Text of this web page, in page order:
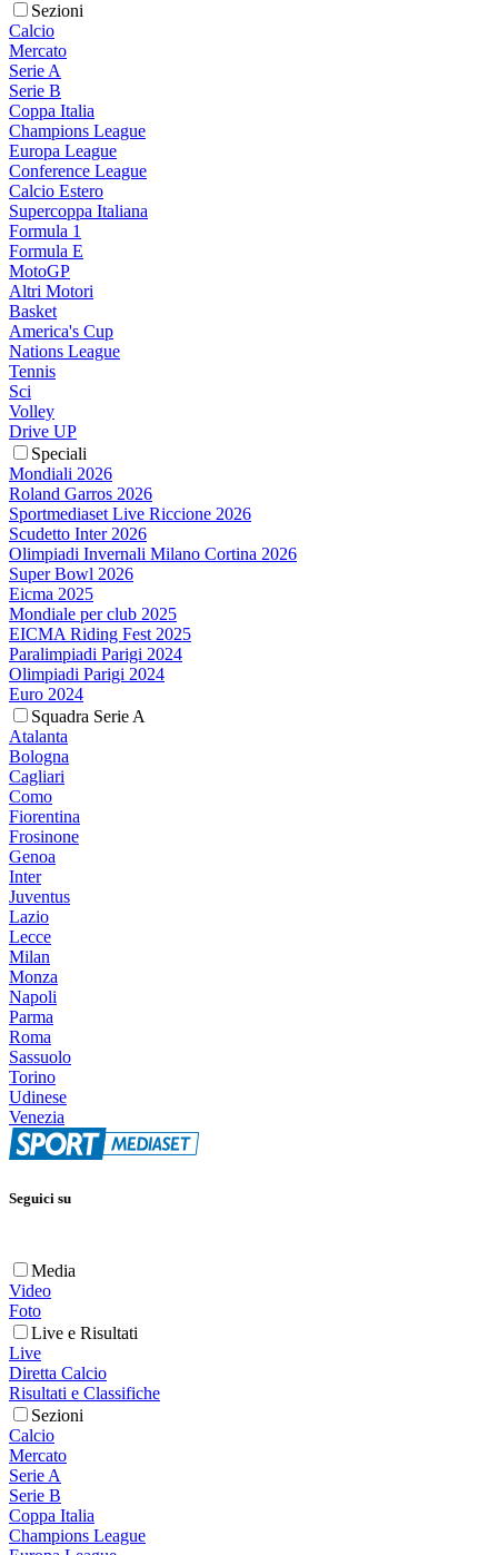
Sezioni
Calcio
Mercato
Serie A
Serie B
Coppa Italia
Champions League
Europa League
Conference League
Calcio Estero
Supercoppa Italiana
Formula 1
Formula E
MotoGP
Altri Motori
Basket
America's Cup
Nations League
Tennis
Sci
Volley
Drive UP
Speciali
Mondiali 2026
Roland Garros 2026
Sportmediaset Live Riccione 2026
Scudetto Inter 2026
Olimpiadi Invernali Milano Cortina 2026
Super Bowl 2026
Eicma 2025
Mondiale per club 2025
EICMA Riding Fest 2025
Paralimpiadi Parigi 2024
Olimpiadi Parigi 2024
Euro 2024
Squadra Serie A
Atalanta
Bologna
Cagliari
Como
Fiorentina
Frosinone
Genoa
Inter
Juventus
Lazio
Lecce
Milan
Monza
Napoli
Parma
Roma
Sassuolo
Torino
Udinese
Venezia
Seguici su
Media
Video
Foto
Live e Risultati
Live
Diretta Calcio
Risultati e Classifiche
Sezioni
Calcio
Mercato
Serie A
Serie B
Coppa Italia
Champions League